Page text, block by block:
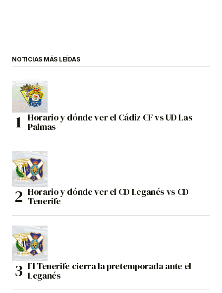
NOTICIAS MÁS LEÍDAS
Horario y dónde ver el Cádiz CF vs UD Las
Palmas
Horario y dónde ver el CD Leganés vs CD
Tenerife
El Tenerife cierra la pretemporada ante el
Leganés